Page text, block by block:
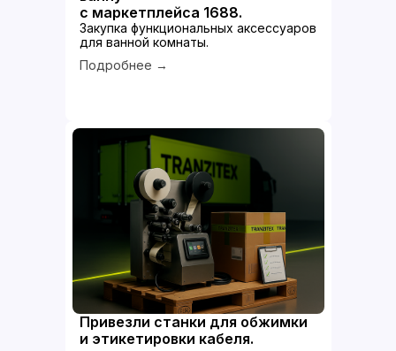
с маркетплейса 1688.
Закупка функциональных аксессуаров
для ванной комнаты.
Подробнее →
Привезли станки для обжимки
и этикетировки кабеля.